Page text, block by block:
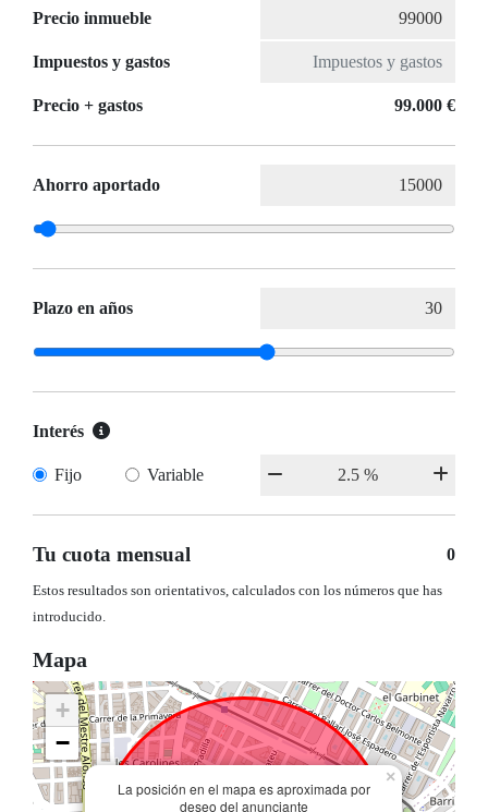
Precio inmueble
Impuestos y gastos
Precio + gastos 99.000 €
Ahorro aportado
Plazo en años
Interés
Fijo Variable
Tu cuota mensual 0
Estos resultados son orientativos, calculados con los números que has
introducido.
Mapa
La posición en el mapa es aproximada por
deseo del anunciante
×
+
−